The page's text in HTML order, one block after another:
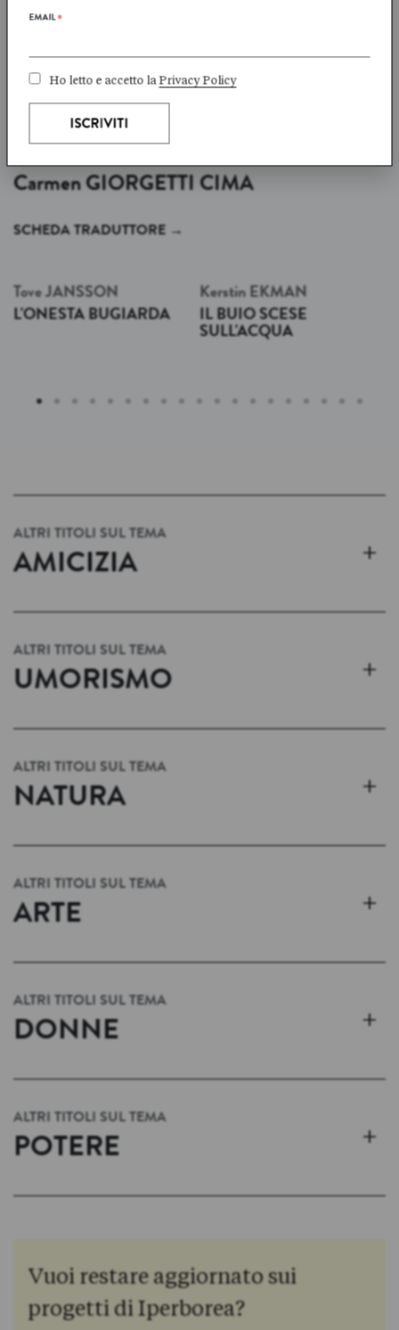
Carmen GIORGETTI CIMA
SCHEDA TRADUTTORE →
Tove JANSSON
L'ONESTA BUGIARDA
Kerstin EKMAN
IL BUIO SCESE
SULL'ACQUA
ALTRI TITOLI SUL TEMA
AMICIZIA +
ALTRI TITOLI SUL TEMA
UMORISMO +
ALTRI TITOLI SUL TEMA
NATURA +
ALTRI TITOLI SUL TEMA
ARTE +
ALTRI TITOLI SUL TEMA
DONNE +
ALTRI TITOLI SUL TEMA
POTERE +
Vuoi restare aggiornato sui
progetti di Iperborea?
EMAIL*
Ho letto e accetto laPrivacy Policy